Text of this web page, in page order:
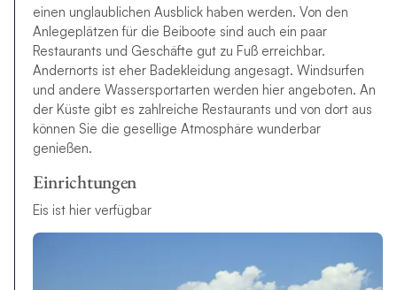
einen unglaublichen Ausblick haben werden. Von den
Anlegeplätzen für die Beiboote sind auch ein paar
Restaurants und Geschäfte gut zu Fuß erreichbar.
Andernorts ist eher Badekleidung angesagt. Windsurfen
und andere Wassersportarten werden hier angeboten. An
der Küste gibt es zahlreiche Restaurants und von dort aus
können Sie die gesellige Atmosphäre wunderbar
genießen.
Einrichtungen
Eis ist hier verfügbar